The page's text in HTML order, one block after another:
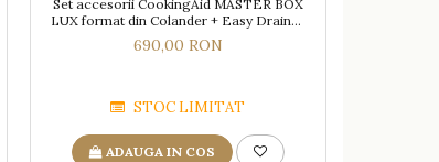
Set accesorii CookingAid MASTER BOX
LUX format din Colander + Easy Drainer
+ Tocator lemn
690,00 RON
STOC LIMITAT
ADAUGA IN COS